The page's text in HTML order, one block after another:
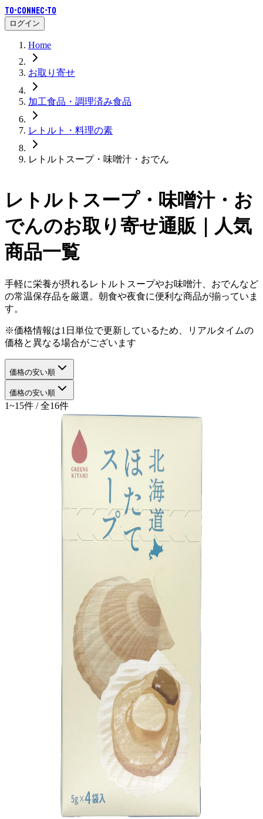
To-Connec-TO
ログイン
Home
お取り寄せ
加工食品・調理済み食品
レトルト・料理の素
レトルトスープ・味噌汁・おでん
レトルトスープ・味噌汁・お
でんのお取り寄せ通販｜人気
商品一覧
手軽に栄養が摂れるレトルトスープやお味噌汁、おでんなど
の常温保存品を厳選。朝食や夜食に便利な商品が揃っていま
す。
※価格情報は1日単位で更新しているため、リアルタイムの
価格と異なる場合がございます
価格の安い順
価格の安い順
1~15件 / 全16件